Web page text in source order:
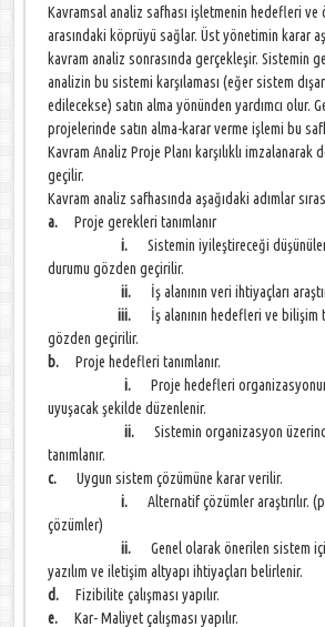
Kavramsal analiz safhası işletmenin hedefleri
arasındaki köprüyü sağlar. Üst yönetimin karar
kavram analiz sonrasında gerçekleşir. Sistemin
analizin bu sistemi karşılaması (eğer sistem
edilecekse) satın alma yönünden yardımcı olur.
projelerinde satın alma-karar verme işlemi bu
Kavram Analiz Proje Planı karşılıklı imzalanarak
geçilir.
Kavram analiz safhasında aşağıdaki adımlar
a.Proje gerekleri tanımlanır
i.Sistemin iyileştireceği
durumu gözden geçirilir.
ii. İş alanının veri ihtiyaçları
iii. İş alanının hedefleri ve
gözden geçirilir.
b.Proje hedefleri tanımlanır.
i.Proje hedefleri
uyuşacak şekilde düzenlenir.
ii.Sistemin organizasyon
tanımlanır.
c.Uygun sistem çözümüne karar verilir.
i.Alternatif çözümler araştırılır.
çözümler)
ii.Genel olarak önerilen sistem
yazılım ve iletişim altyapı ihtiyaçları belirlenir.
d.Fizibilite çalışması yapılır.
e.Kar- Maliyet çalışması yapılır.